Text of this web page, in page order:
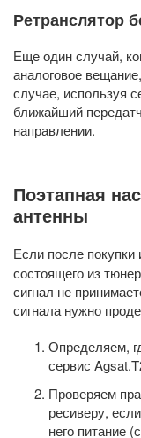
Ретранслятор
Еще один случай,
аналоговое
случае, используя
ближайший
направлении.
Поэтапная
антенны
Если после
состоящего из
сигнал не
сигнала нужно
Определяем,
сервис
Проверяем
ресиверу,
него питание